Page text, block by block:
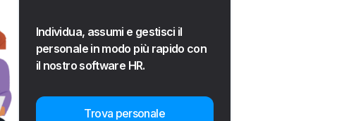
Individua, assumi e gestisci il
personale in modo più rapido con
il nostro software HR.
Trova personale